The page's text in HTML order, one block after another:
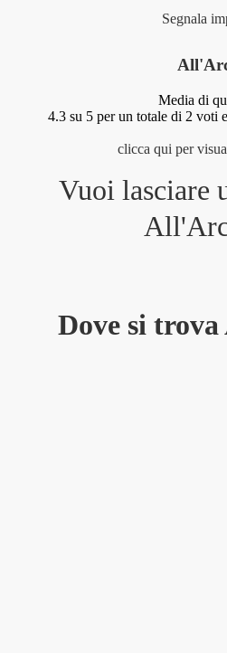
Segnala
Media di
4.3su 5 per un totale di 2 voti e
clicca qui per
Vuoi lasciare
Dove si